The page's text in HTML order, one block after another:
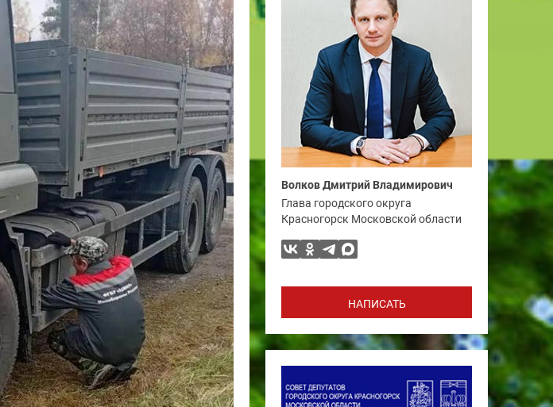
Волков Дмитрий Владимирович
Глава городского округа
Красногорск Московской области
НАПИСАТЬ